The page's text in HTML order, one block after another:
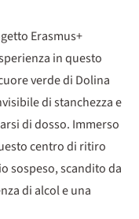
Erasmus+
in questo
verde di Dolina
di stanchezza e
di dosso. Immerso
centro di ritiro
sospeso, scandito da
di alcol e una